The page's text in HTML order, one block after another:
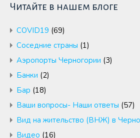
Читайте в нашем блоге
COVID19 (69)
Cоседние страны (1)
Аэропорты Черногории (3)
Банки (2)
Бар (18)
Ваши вопросы- Наши ответы (57)
Вид на жительство (ВНЖ) в
Видео (16)